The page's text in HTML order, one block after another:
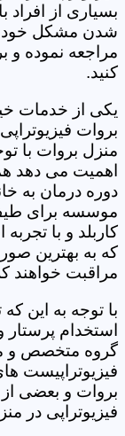
بسیاری از
شدن مشکل خود
مراجعه نموده و
کنید.
یکی از خدمات
بروات
منزل بروات با
اهمیت می دهد
دوره درمان به
موسسه برای
کاربلد و با
که به بهترین
مراقبت خواهند
با توجه به این
استخدام
گروه متخصص و
فیزیوتراپیست
بروات و بعضی
فیزیوتراپی در